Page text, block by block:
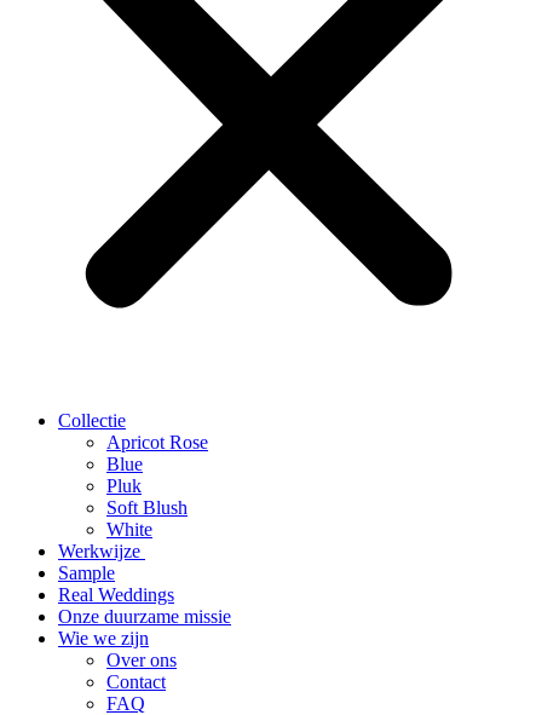
Collectie
Apricot Rose
Blue
Pluk
Soft Blush
White
Werkwijze
Sample
Real Weddings
Onze duurzame missie
Wie we zijn
Over ons
Contact
FAQ